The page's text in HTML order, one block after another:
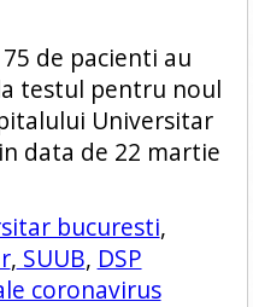
de pacienti au
testul pentru noul
Universitar
data de 22 martie
bucuresti,
, SUUB, DSP
coronavirus